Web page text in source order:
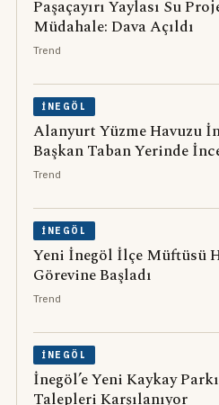
Paşaçayırı Yaylası Su
Müdahale: Dava Açıldı
Trend
İNEGÖL
Alanyurt Yüzme Havuzu
Başkan Taban Yerinde
Trend
İNEGÖL
Yeni İnegöl İlçe Müftüsü
Görevine Başladı
Trend
İNEGÖL
İnegöl’e Yeni Kaykay
Talepleri Karşılanıyor